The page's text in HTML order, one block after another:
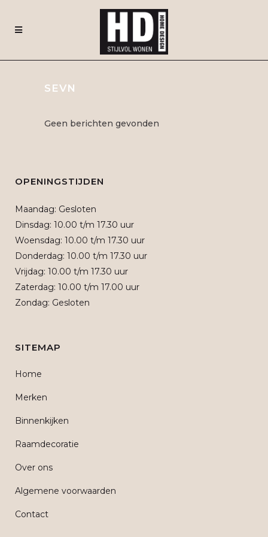
SEVN
Geen berichten gevonden
OPENINGSTIJDEN
Maandag: Gesloten
Dinsdag: 10.00 t/m 17.30 uur
Woensdag: 10.00 t/m 17.30 uur
Donderdag: 10.00 t/m 17.30 uur
Vrijdag: 10.00 t/m 17.30 uur
Zaterdag: 10.00 t/m 17.00 uur
Zondag: Gesloten
SITEMAP
Home
Merken
Binnenkijken
Raamdecoratie
Over ons
Algemene voorwaarden
Contact